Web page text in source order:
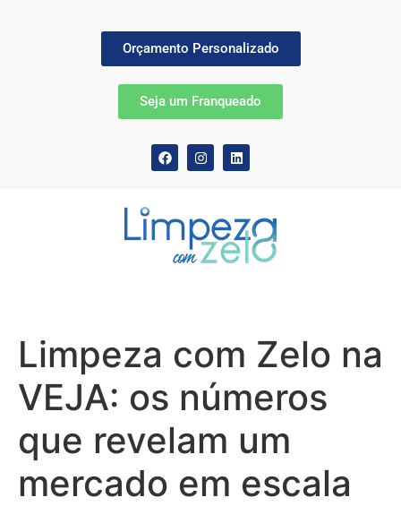
Orçamento Personalizado
Seja um Franqueado
Limpeza com Zelo na
VEJA: os números
que revelam um
mercado em escala